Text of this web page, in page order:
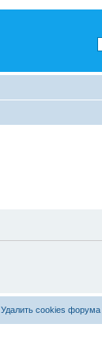
Удалить cookies форума